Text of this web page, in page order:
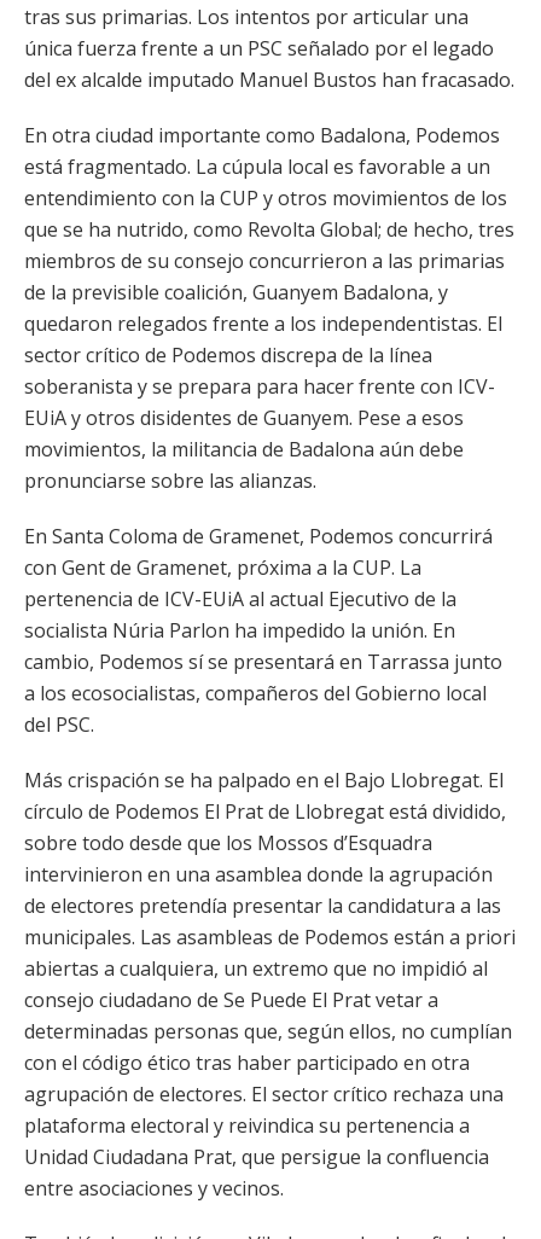
tras sus primarias. Los intentos por articular una
única fuerza frente a un PSC señalado por el legado
del ex alcalde imputado Manuel Bustos han fracasado.
En otra ciudad importante como Badalona, Podemos
está fragmentado. La cúpula local es favorable a un
entendimiento con la CUP y otros movimientos de los
que se ha nutrido, como Revolta Global; de hecho, tres
miembros de su consejo concurrieron a las primarias
de la previsible coalición, Guanyem Badalona, y
quedaron relegados frente a los independentistas. El
sector crítico de Podemos discrepa de la línea
soberanista y se prepara para hacer frente con ICV-
EUiA y otros disidentes de Guanyem. Pese a esos
movimientos, la militancia de Badalona aún debe
pronunciarse sobre las alianzas.
En Santa Coloma de Gramenet, Podemos concurrirá
con Gent de Gramenet, próxima a la CUP. La
pertenencia de ICV-EUiA al actual Ejecutivo de la
socialista Núria Parlon ha impedido la unión. En
cambio, Podemos sí se presentará en Tarrassa junto
a los ecosocialistas, compañeros del Gobierno local
del PSC.
Más crispación se ha palpado en el Bajo Llobregat. El
círculo de Podemos El Prat de Llobregat está dividido,
sobre todo desde que los Mossos d’Esquadra
intervinieron en una asamblea donde la agrupación
de electores pretendía presentar la candidatura a las
municipales. Las asambleas de Podemos están a priori
abiertas a cualquiera, un extremo que no impidió al
consejo ciudadano de Se Puede El Prat vetar a
determinadas personas que, según ellos, no cumplían
con el código ético tras haber participado en otra
agrupación de electores. El sector crítico rechaza una
plataforma electoral y reivindica su pertenencia a
Unidad Ciudadana Prat, que persigue la confluencia
entre asociaciones y vecinos.